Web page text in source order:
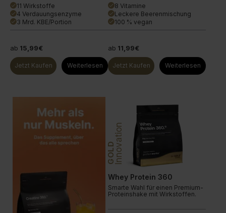
done 11 Wirkstoffe
done 4 Verdauungsenzyme
done 3 Mrd. KBE/Portion
ab 15,99€
Jetzt Kaufen Weiterlesen
done 8 Vitamine
done Leckere Beerenmischung
done 100 % vegan
ab 11,99€
Jetzt Kaufen Weiterlesen
GOLDInnovation
Whey Protein 360
Smarte Wahl für einen Premium-
Proteinshake mit Wirkstoffen.